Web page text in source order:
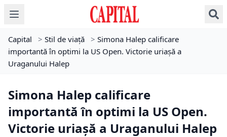
Capital > Stil de viață > Simona Halep calificare
importantă în optimi la US Open. Victorie uriașă a
Uraganului Halep
Simona Halep calificare
importantă în optimi la US Open.
Victorie uriașă a Uraganului Halep